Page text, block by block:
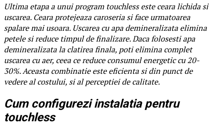
Ultima etapa a unui program touchless este ceara lichida si
uscarea. Ceara protejeaza caroseria si face urmatoarea
spalare mai usoara. Uscarea cu apa demineralizata elimina
petele si reduce timpul de finalizare. Daca folosesti apa
demineralizata la clatirea finala, poti elimina complet
uscarea cu aer, ceea ce reduce consumul energetic cu 20-
30%. Aceasta combinatie este eficienta si din punct de
vedere al costului, si al perceptiei de calitate.
Cum configurezi instalatia pentru
touchless